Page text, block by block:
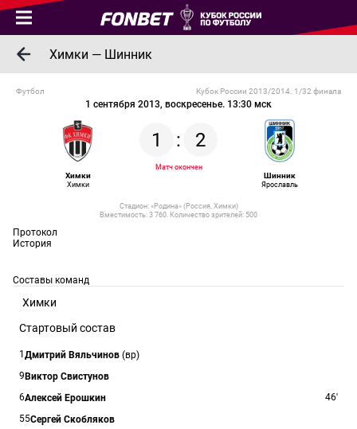
Химки — Шинник
Футбол
1 сентября 2013, воскресенье. 13:30 мск
Кубок России 2013/2014. 1/32 финала
Химки
Химки
1 : 2
Матч окончен
Шинник
Ярославль
Стадион: «Родина» (Россия, Химки)
Вместимость: 3 760. Количество зрителей: 500
Протокол
История
Составы команд
Химки
Стартовый состав
1 Дмитрий Вяльчинов (вр)
9Виктор Свистунов
6Алексей Ерошкин
46'
55Сергей Скобляков